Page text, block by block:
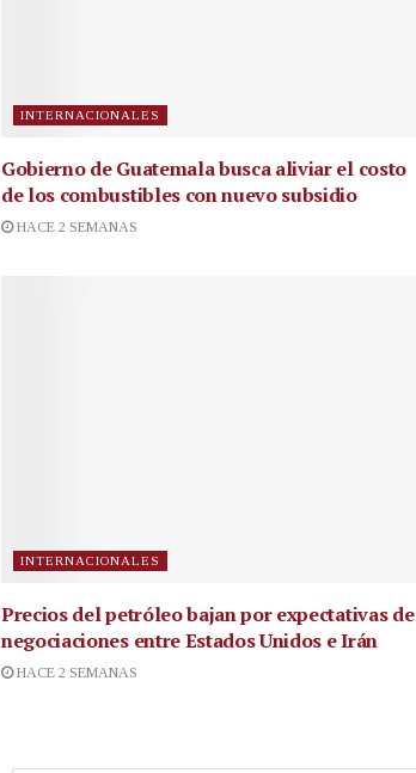
INTERNACIONALES
Gobierno de Guatemala busca aliviar el costo
de los combustibles con nuevo subsidio
HACE 2 SEMANAS
INTERNACIONALES
Precios del petróleo bajan por expectativas de
negociaciones entre Estados Unidos e Irán
HACE 2 SEMANAS